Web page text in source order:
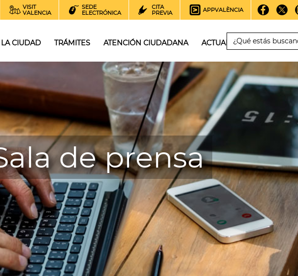
VISIT
VALENCIA
SEDE
ELECTRÓNICA
CITA
PREVIA
APPVALÈNCIA
LA CIUDAD TRÁMITES ATENCIÓN CIUDADANA ACTUALIDAD
de prensa